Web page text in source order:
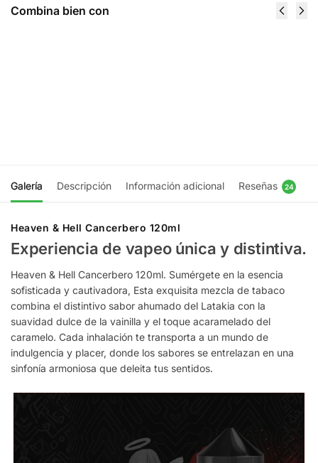
Combina bien con
Galería Descripción Información adicional Reseñas 24
Heaven & Hell Cancerbero 120ml
Experiencia de vapeo única y distintiva.
Heaven & Hell Cancerbero 120ml. Sumérgete en la esencia
sofisticada y cautivadora, Esta exquisita mezcla de tabaco
combina el distintivo sabor ahumado del Latakia con la
suavidad dulce de la vainilla y el toque acaramelado del
caramelo. Cada inhalación te transporta a un mundo de
indulgencia y placer, donde los sabores se entrelazan en una
sinfonía armoniosa que deleita tus sentidos.